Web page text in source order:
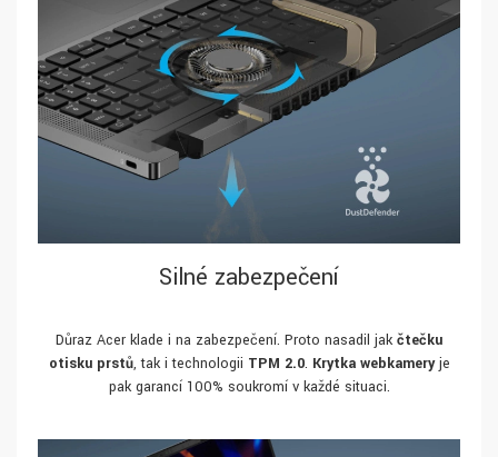
Silné zabezpečení
Důraz Acer klade i na zabezpečení. Proto nasadil jak čtečku
otisku prstů, tak i technologii TPM 2.0. Krytka webkameryje
pak garancí 100% soukromí v každé situaci.